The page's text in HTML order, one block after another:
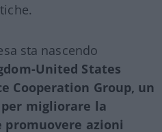
sta nascendo
United States
Cooperation Group, un
migliorare la
promuovere azioni